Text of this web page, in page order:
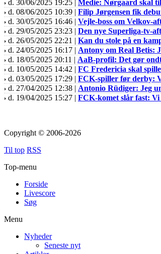
d. 30/06/2025 19:25 | Medie: Nørgaard skal
d. 08/06/2025 10:39 | Filip Jørgensen fik
d. 30/05/2025 16:46 | Vejle-boss om Velkov-
d. 29/05/2025 23:23 | Den nye Superliga-tv-
d. 26/05/2025 22:21 | Kan du stole på en
d. 24/05/2025 16:17 | Antony om Real Betis:
d. 18/05/2025 20:11 | AaB-profil: Det gør
d. 10/05/2025 14:42 | FC Fredericia skal
d. 03/05/2025 17:29 | FCK-spiller før derby:
d. 27/04/2025 12:38 | Antonio Rüdiger: Jeg
d. 19/04/2025 15:27 | FCK-komet slår fast:
Copyright © 2006-2026
Til top RSS
Top-menu
Forside
Livescore
Søg
Menu
Nyheder
Seneste nyt